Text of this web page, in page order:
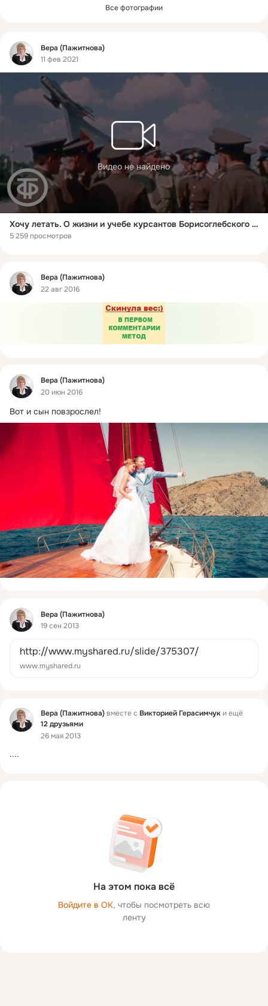
Все фотографии
Фид
Вера (Пажитнова)
11 фев 2021
Видео не найдено
Хочу летать. О жизни и учебе курсантов Борисоглебского авиационного училища (1982)
5 259 просмотров
Фид
Вера (Пажитнова)
22 авг 2016
Фид
Вера (Пажитнова)
20 июн 2016
Вот и сын повзрослел!
Фид
Вера (Пажитнова)
19 сен 2013
http://www.myshared.ru/slide/375307/
www.myshared.ru
Фид Вера (Пажитнова)вместе с Викторией Герасимчуки ещё
12 друзьями
26 мая 2013
....
На этом пока всё
Войдите в ОК, чтобы посмотреть всю
ленту